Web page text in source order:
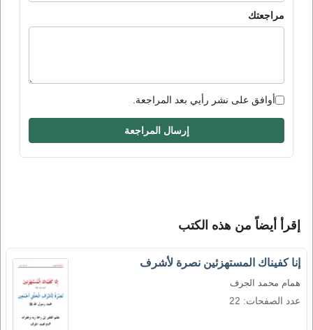
مراجعتك
أوافق على نشر رأيي بعد المراجعة.
إرسال المراجعة
إقرأ أيضاً من هذه الكتب
إنا كفيناك المستهزئين نصرة لأشرف
همام محمد الجرف
عدد الصفحات: 22